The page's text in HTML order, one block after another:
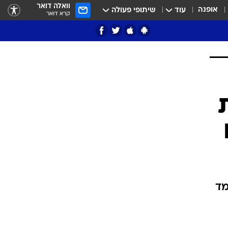
אופנה עוד שיתופי פעולה וואלה דואר
קרא דואר